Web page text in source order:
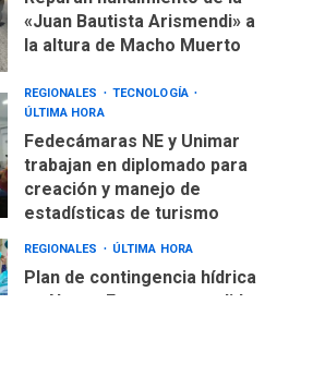
«Juan Bautista Arismendi» a
la altura de Macho Muerto
REGIONALES
TECNOLOGÍA
ÚLTIMA HORA
Fedecámaras NE y Unimar
trabajan en diplomado para
creación y manejo de
estadísticas de turismo
REGIONALES ÚLTIMA HORA
Plan de contingencia hídrica
en Nueva Esparta consolida